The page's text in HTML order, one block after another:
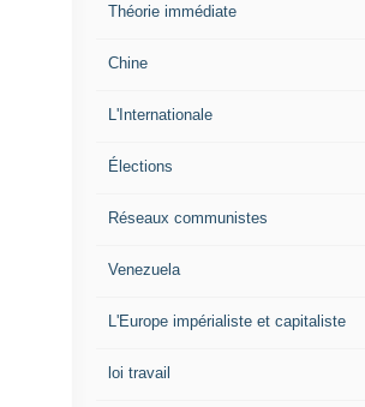
Théorie immédiate
Chine
L'Internationale
Élections
Réseaux communistes
Venezuela
L'Europe impérialiste et capitaliste
loi travail